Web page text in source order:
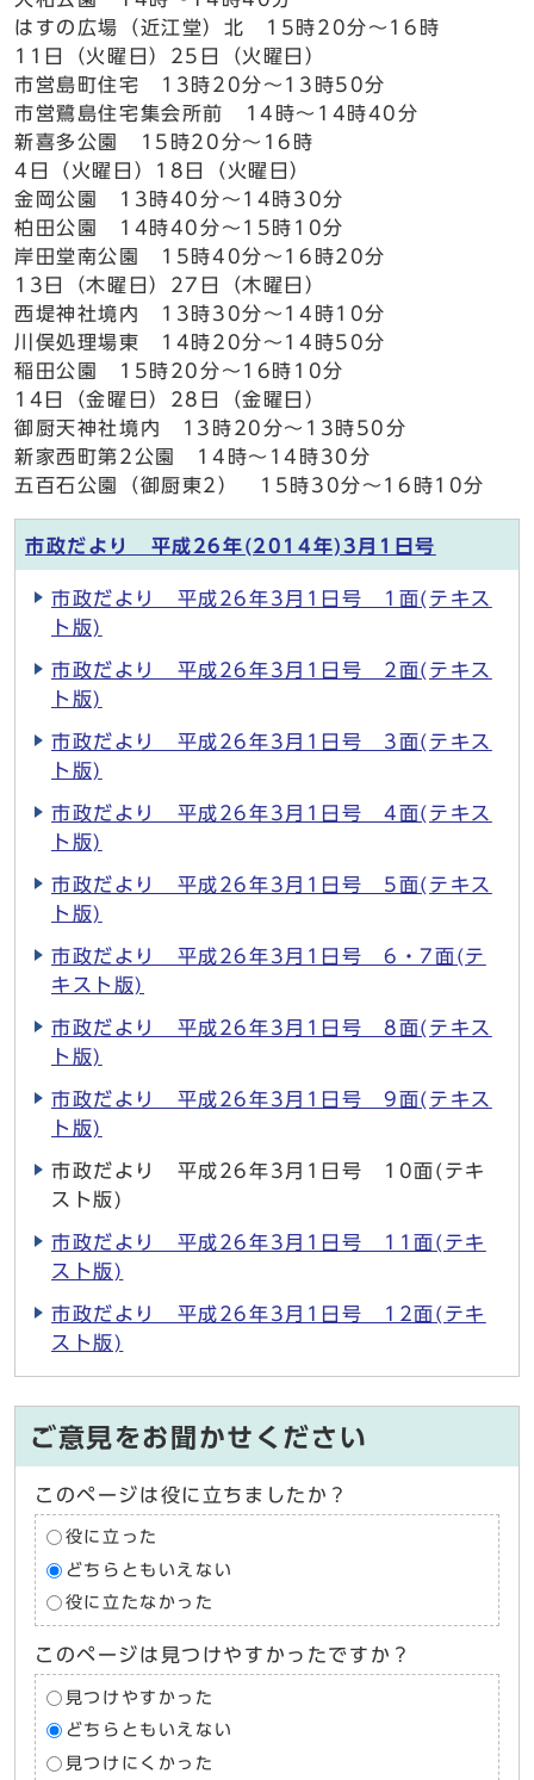
はすの広場（近江堂）北 15時20分～16時
11日（火曜日）25日（火曜日）
市営島町住宅 13時20分～13時50分
市営鷺島住宅集会所前 14時～14時40分
新喜多公園 15時20分～16時
4日（火曜日）18日（火曜日）
金岡公園 13時40分～14時30分
柏田公園 14時40分～15時10分
岸田堂南公園 15時40分～16時20分
13日（木曜日）27日（木曜日）
西堤神社境内 13時30分～14時10分
川俣処理場東 14時20分～14時50分
稲田公園 15時20分～16時10分
14日（金曜日）28日（金曜日）
御厨天神社境内 13時20分～13時50分
新家西町第2公園 14時～14時30分
五百石公園（御厨東2） 15時30分～16時10分
市政だより 平成26年(2014年)3月1日号
市政だより 平成26年3月1日号 1面(テキス
ト版)
市政だより 平成26年3月1日号 2面(テキス
ト版)
市政だより 平成26年3月1日号 3面(テキス
ト版)
市政だより 平成26年3月1日号 4面(テキス
ト版)
市政だより 平成26年3月1日号 5面(テキス
ト版)
市政だより 平成26年3月1日号 6・7面(テ
キスト版)
市政だより 平成26年3月1日号 8面(テキス
ト版)
市政だより 平成26年3月1日号 9面(テキス
ト版)
市政だより 平成26年3月1日号 10面(テキ
スト版)
市政だより 平成26年3月1日号 11面(テキ
スト版)
市政だより 平成26年3月1日号 12面(テキ
スト版)
ご意見をお聞かせください
このページは役に立ちましたか？
役に立った
どちらともいえない
役に立たなかった
このページは見つけやすかったですか？
見つけやすかった
どちらともいえない
見つけにくかった